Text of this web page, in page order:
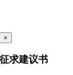
×
征求建议书